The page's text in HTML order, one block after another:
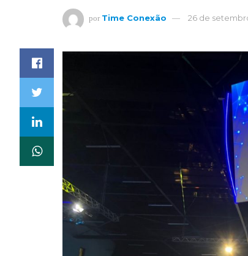
por Time Conexão 26 de